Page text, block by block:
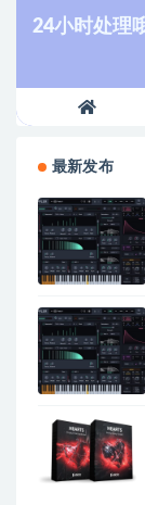
24小时处理
最新发布